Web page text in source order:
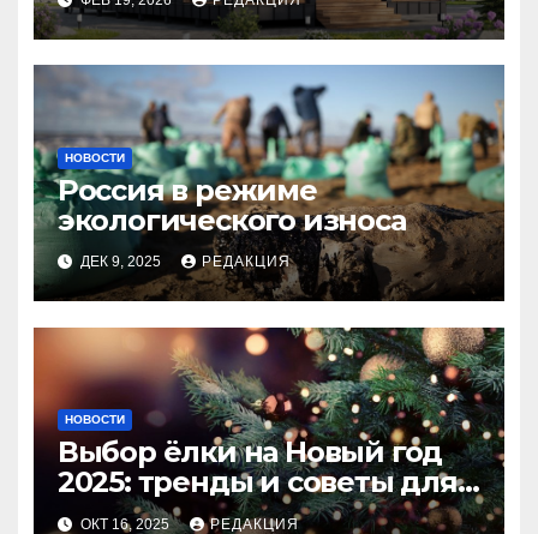
НОВОСТИ
Россия в режиме
экологического износа
ДЕК 9, 2025 РЕДАКЦИЯ
НОВОСТИ
Выбор ёлки на Новый год
2025: тренды и советы для
идеального праздника
ОКТ 16, 2025 РЕДАКЦИЯ